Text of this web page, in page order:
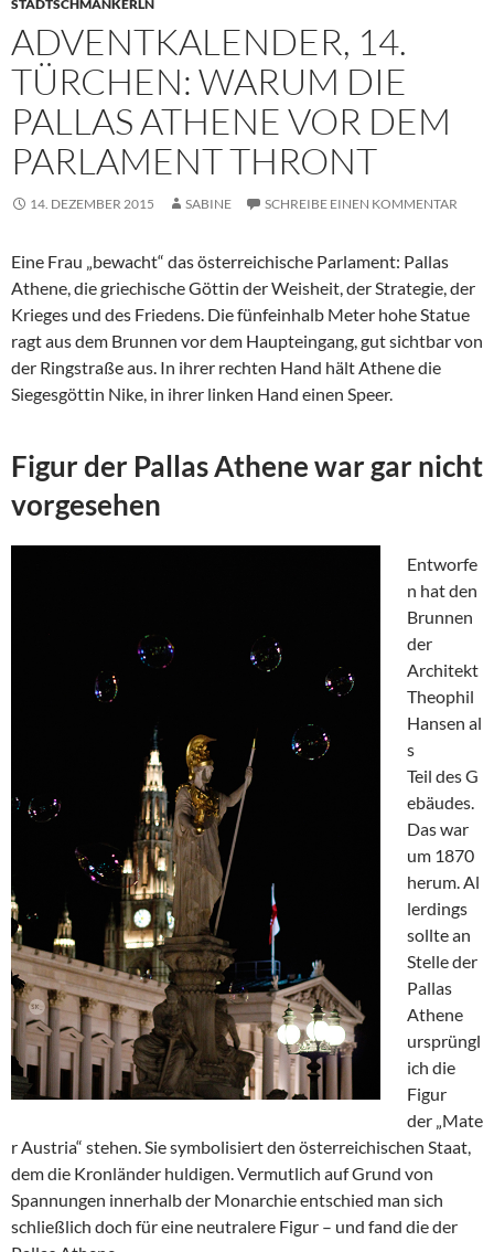
STADTSCHMANKERLN
ADVENTKALENDER, 14.
TÜRCHEN: WARUM DIE
PALLAS ATHENE VOR DEM
PARLAMENT THRONT
14. DEZEMBER 2015 SABINE SCHREIBE EINEN KOMMENTAR
Eine Frau „bewacht“ das österreichische Parlament: Pallas
Athene, die griechische Göttin der Weisheit, der Strategie, der
Krieges und des Friedens. Die fünfeinhalb Meter hohe Statue
ragt aus dem Brunnen vor dem Haupteingang, gut sichtbar von
der Ringstraße aus. In ihrer rechten Hand hält Athene die
Siegesgöttin Nike, in ihrer linken Hand einen Speer.
Figur der Pallas Athene war gar nicht
vorgesehen
Entworfe
n hat den
Brunnen
der
Architekt
Theophil
Hansen al
s
Teil des G
ebäudes.
Das war
um 1870
herum. Al
lerdings
sollte an
Stelle der
Pallas
Athene
ursprüngl
ich die
Figur
der „Mate
r Austria“ stehen. Sie symbolisiert den österreichischen Staat,
dem die Kronländer huldigen. Vermutlich auf Grund von
Spannungen innerhalb der Monarchie entschied man sich
schließlich doch für eine neutralere Figur – und fand die der